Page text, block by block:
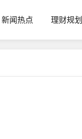
新闻热点 理财规划